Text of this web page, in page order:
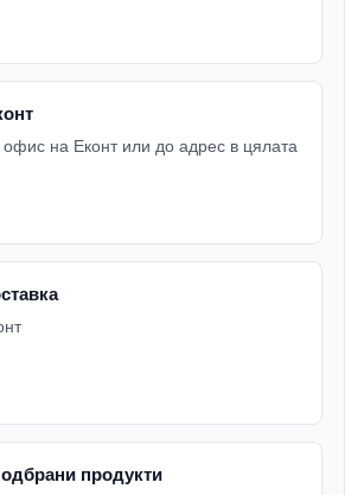
на Еконт или до адрес в цялата
продукти